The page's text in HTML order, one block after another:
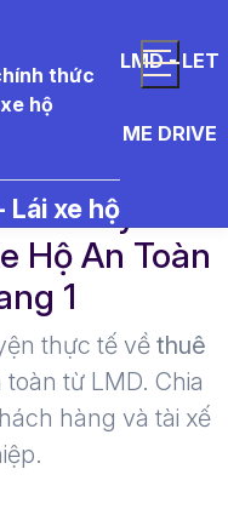
LMD - LET
ME DRIVE
Lái xe hộ
Hộ An Toàn
1​
thực tế về thuê
toàn từ LMD. Chia
hàng và tài xế